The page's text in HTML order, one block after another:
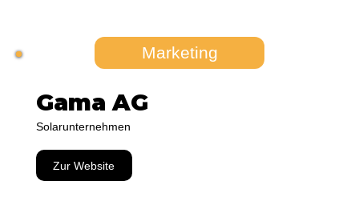
Gama AG
Solarunternehmen
Zur Website
Marketing